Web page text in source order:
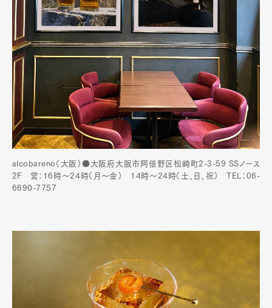
alcobareno（大阪）●大阪府大阪市阿倍野区松崎町2-3-59 SSノース
2F 営：16時～24時（月〜金） 14時〜24時（土、日、祝） TEL：06-
6690-7757